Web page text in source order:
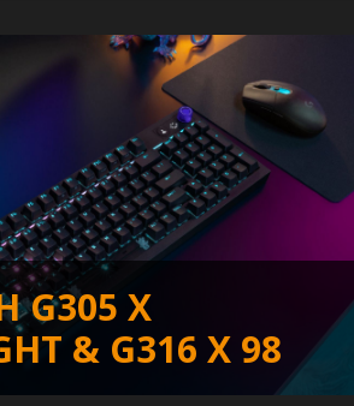
G305 X
& G316 X 98